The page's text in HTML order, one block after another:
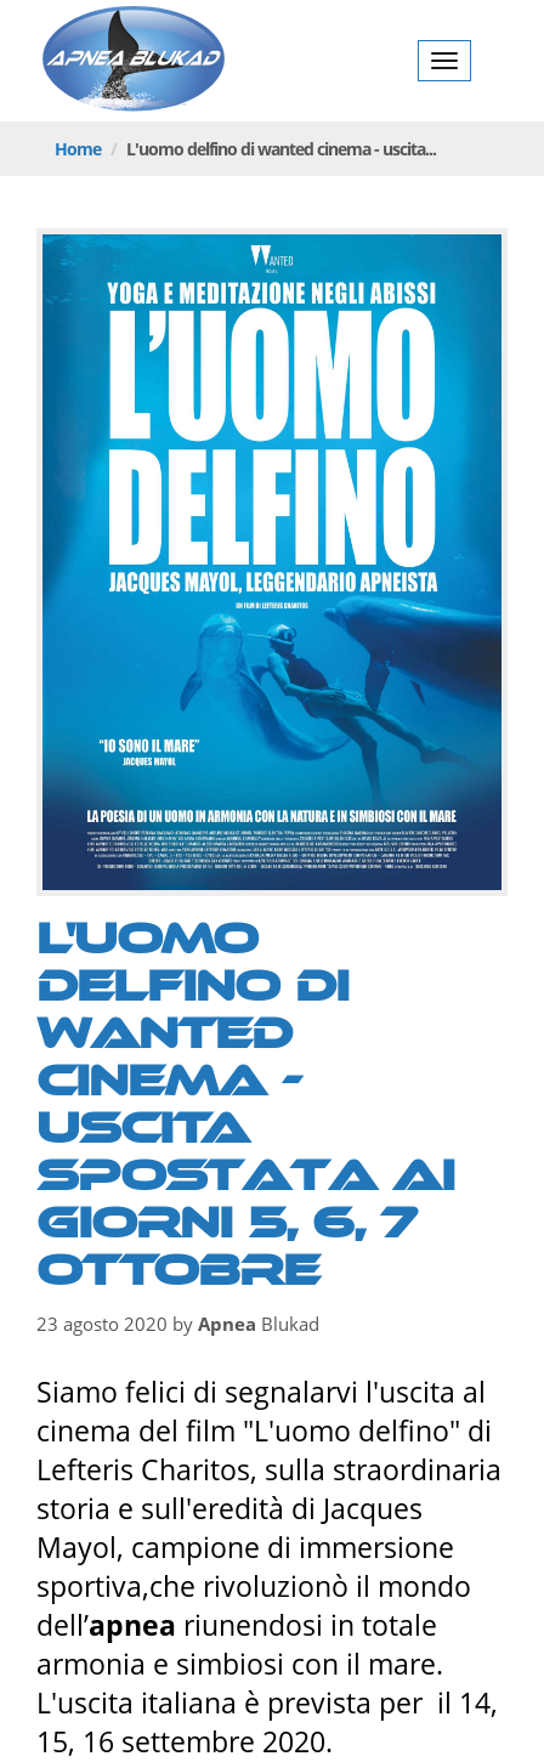
5, 6, 7
ottobre |
Apnea
BlukadApnea
Blukad
Home L'uomo delfino di wanted cinema - uscita...
L'uomo
delfino di
Wanted
Cinema -
USCITA
spostata ai
giorni 5, 6, 7
ottobre
23 agosto 2020 by Apnea Blukad
Siamo felici di segnalarvi l'uscita al
cinema del film "L'uomo delfino" di
Lefteris Charitos, sulla straordinaria
storia e sull'eredità di Jacques
Mayol, campione di immersione
sportiva,che rivoluzionò il mondo
dell’apnea riunendosi in totale
armonia e simbiosi con il mare.
L'uscita italiana è prevista per il 14,
15, 16 settembre 2020.